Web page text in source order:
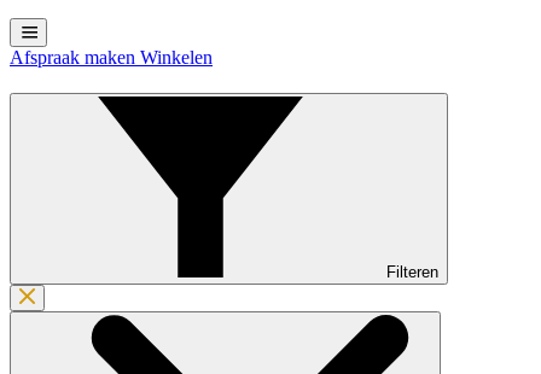
Afspraak maken Winkelen
Filteren